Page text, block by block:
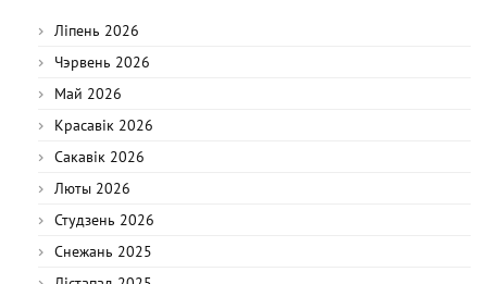
Ліпень 2026
Чэрвень 2026
Май 2026
Красавік 2026
Сакавік 2026
Люты 2026
Студзень 2026
Снежань 2025